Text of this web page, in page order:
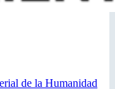
de la Humanidad